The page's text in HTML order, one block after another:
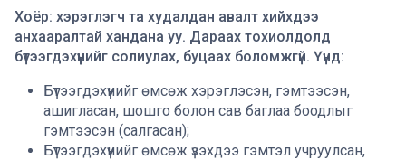
Хоёр: хэрэглэгч та худалдан авалт хийхдээ
анхааралтай хандана уу. Дараах тохиолдолд
бүтээгдэхүүнийг солиулах, буцаах боломжгүй. Үүнд:
Бүтээгдэхүүнийг өмсөж хэрэглэсэн, гэмтээсэн,
ашигласан, шошго болон сав баглаа боодлыг
гэмтээсэн (салгасан);
Бүтээгдэхүүнийг өмсөж үзэхдээ гэмтэл учруулсан,